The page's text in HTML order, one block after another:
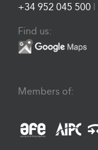
+34 952 045 500 |
Find us:
Members of: